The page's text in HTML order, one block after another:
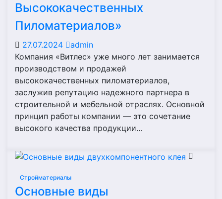
Высококачественных
Пиломатериалов»
27.07.2024
admin
Компания «Витлес» уже много лет занимается
производством и продажей
высококачественных пиломатериалов,
заслужив репутацию надежного партнера в
строительной и мебельной отраслях. Основной
принцип работы компании — это сочетание
высокого качества продукции…
Стройматериалы
Основные виды